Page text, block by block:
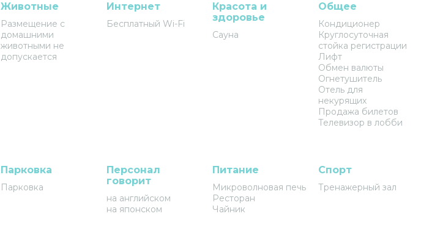
Животные
Размещение с
домашними
животными не
допускается
Интернет
Бесплатный Wi-Fi
Красота и
здоровье
Сауна
Общее
Кондиционер
Круглосуточная
стойка регистрации
Лифт
Обмен валюты
Огнетушитель
Отель для
некурящих
Продажа билетов
Телевизор в лобби
Парковка
Парковка
Персонал
говорит
на английском
на японском
Питание
Микроволновая печь
Ресторан
Чайник
Спорт
Тренажерный зал